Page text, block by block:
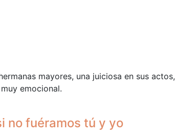
mayores, una juiciosa en sus actos,
emocional.
no fuéramos tú y yo